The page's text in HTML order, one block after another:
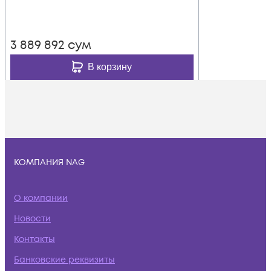
3 889 892 сум
В корзину
КОМПАНИЯ NAG
О компании
Новости
Контакты
Банковские реквизиты